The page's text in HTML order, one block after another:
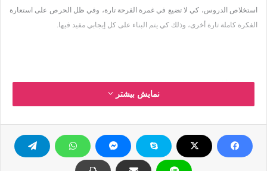
استخلاص الدروس، كي لا تضيع في غمرة الفرحة تارة، وفي ظل الحرص على استعارة
الفكرة كاملة تارة أخرى، وذلك كي يتم البناء على كل إيجابي مفيد فيها.
ومن الخطأ أن ينقدح في أذهان الكثير منّا أن مفردة الثورة مصحوبة عادة بحمل السلاح
والمواجهة العسكرية، فثمّة ثلاث ثورات رئيسة ناجحة –على الأقل- في عالمنا العربي
نمایش بیشتر